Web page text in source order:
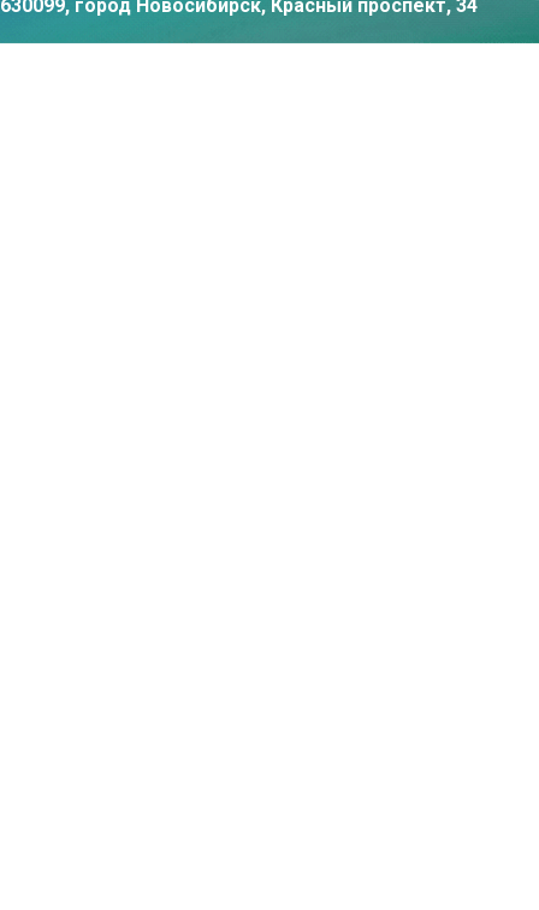
630099, город Новосибирск, Красный проспект, 34